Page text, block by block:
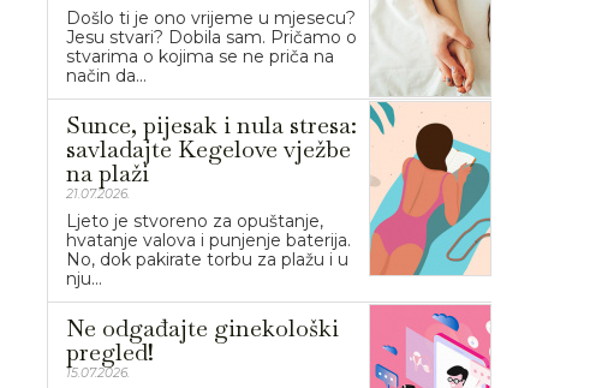
Došlo ti je ono vrijeme u mjesecu?
Jesu stvari? Dobila sam. Pričamo o
stvarima o kojima se ne priča na
način da...
Sunce, pijesak i nula stresa:
savladajte Kegelove vježbe
na plaži
21.07.2026.
Ljeto je stvoreno za opuštanje,
hvatanje valova i punjenje baterija.
No, dok pakirate torbu za plažu i u
nju...
Ne odgađajte ginekološki
pregled!
15.07.2026.